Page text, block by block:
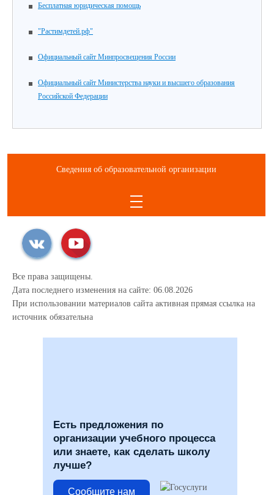
Бесплатная юридическая помощь
"Растимдетей.рф"
Официальный сайт Минпросвещения России
Официальный сайт Министерства науки и высшего образования
Российской Федерации
Сведения об образовательной организации
Все права защищены.
Дата последнего изменения на сайте: 06.08.2026
При использовании материалов сайта активная прямая ссылка на
источник обязательна
Есть предложения по
организации учебного процесса
или знаете, как сделать школу
лучше?
Сообщите нам